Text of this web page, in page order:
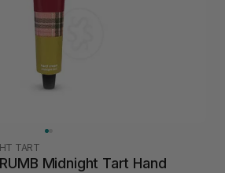
TART
Midnight Tart Hand